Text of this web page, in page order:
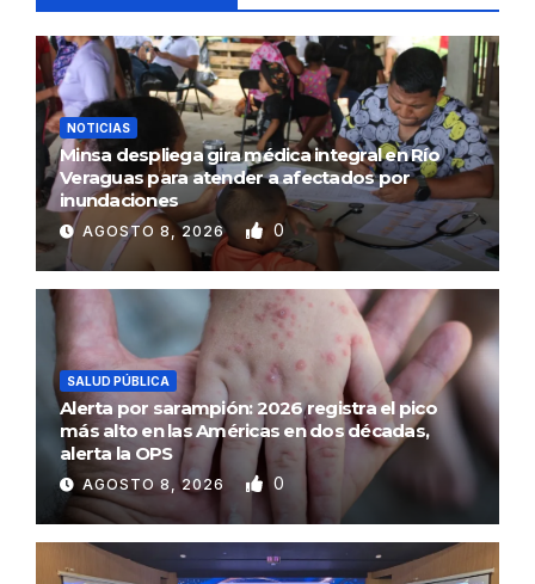
NOTICIAS
Minsa despliega gira médica integral en Río
Veraguas para atender a afectados por
inundaciones
AGOSTO 8, 2026 0
SALUD PÚBLICA
Alerta por sarampión: 2026 registra el pico
más alto en las Américas en dos décadas,
alerta la OPS
AGOSTO 8, 2026 0